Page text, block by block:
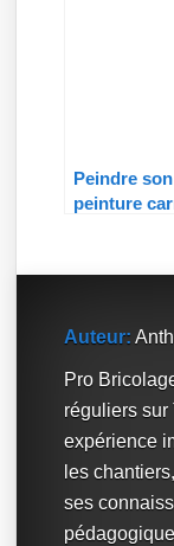
Peindre
peinture
Auteur:
Pro
réguliers sur
expérience
les
ses